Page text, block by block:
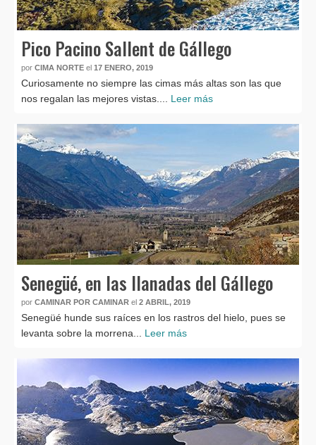
Pico Pacino Sallent de Gállego
por CIMA NORTE el 17 ENERO, 2019
Curiosamente no siempre las cimas más altas son las que
nos regalan las mejores vistas.... Leer más
Senegüé, en las llanadas del Gállego
por CAMINAR POR CAMINAR el 2 ABRIL, 2019
Senegüé hunde sus raíces en los rastros del hielo, pues se
levanta sobre la morrena... Leer más